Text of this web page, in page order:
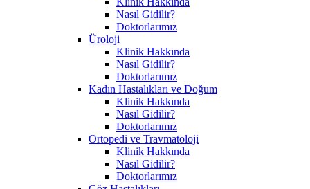
Nasıl Gidilir?
Doktorlarımız
Üroloji
Klinik Hakkında
Nasıl Gidilir?
Doktorlarımız
Kadın Hastalıkları ve Doğum
Klinik Hakkında
Nasıl Gidilir?
Doktorlarımız
Ortopedi ve Travmatoloji
Klinik Hakkında
Nasıl Gidilir?
Doktorlarımız